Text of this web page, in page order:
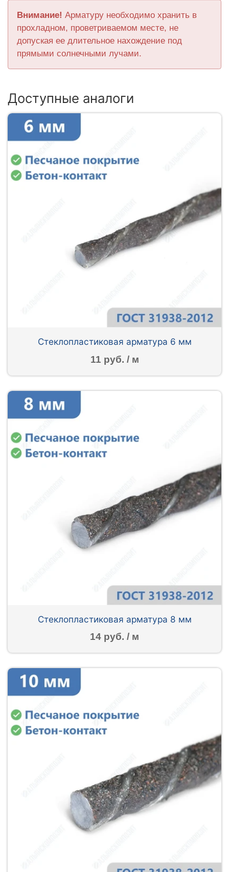
Внимание! Арматуру необходимо хранить в
прохладном, проветриваемом месте, не
допуская ее длительное нахождение под
прямыми солнечными лучами.
Доступные аналоги
Стеклопластиковая арматура 6 мм
11 руб. / м
Стеклопластиковая арматура 8 мм
14 руб. / м